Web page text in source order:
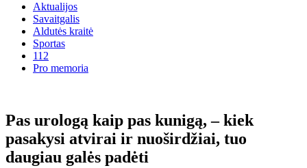
Aktualijos
Savaitgalis
Aldutės kraitė
Sportas
112
Pro memoria
Pas urologą kaip pas kunigą, – kiek
pasakysi atvirai ir nuoširdžiai, tuo
daugiau galės padėti